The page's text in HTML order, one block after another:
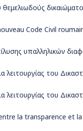
Code Civil
υπαλληλικών
του
του
la transparence et